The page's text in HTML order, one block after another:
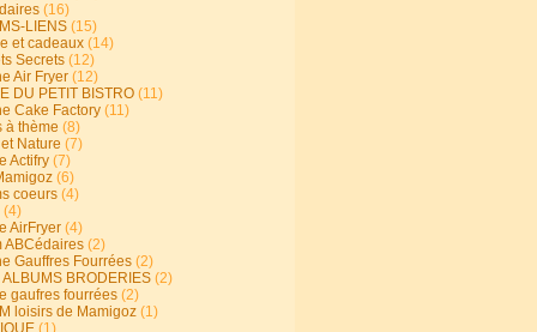
(16)
LIENS (15)
et cadeaux (14)
Secrets (12)
Air Fryer (12)
DU PETIT BISTRO (11)
Cake Factory (11)
à thème (8)
Nature (7)
Actifry (7)
(6)
coeurs (4)
(4)
AirFryer (4)
ABCédaires (2)
Gauffres Fourrées (2)
ALBUMS BRODERIES (2)
gaufres fourrées (2)
loisirs de Mamigoz (1)
(1)